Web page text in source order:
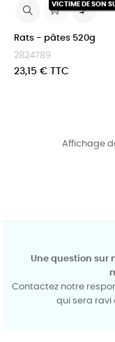
VICTIME DE SON

Rats - pâtes 520g
2824789
Prix
23,15 € TTC
Affichage
Une question sur
Contactez notre
qui sera ravi